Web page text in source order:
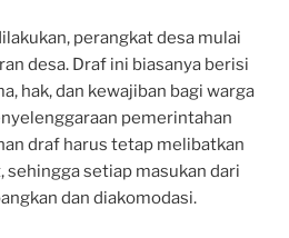
perangkat desa mulai
desa. Draf ini biasanya berisi
hak, dan kewajiban bagi warga
pemerintahan
draf harus tetap melibatkan
sehingga setiap masukan dari
dan diakomodasi.